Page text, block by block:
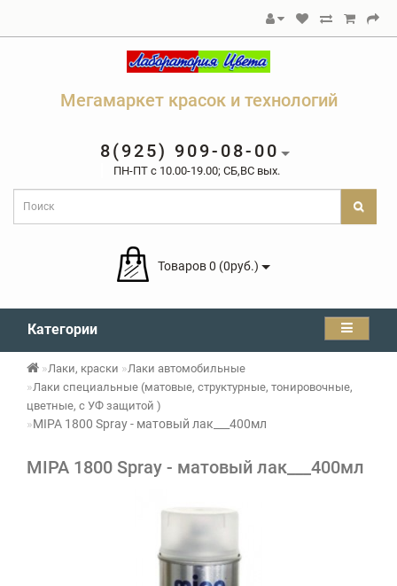
Мегамаркет красок и технологий
8(925) 909-08-00
ПН-ПТ c 10.00-19.00; СБ,ВС вых.
Товаров 0 (0руб.)
Категории
Лаки, краски
Лаки автомобильные
Лаки специальные (матовые, структурные, тонировочные,
цветные, с УФ защитой )
MIPA 1800 Spray - матовый лак___400мл
MIPA 1800 Spray - матовый лак___400мл